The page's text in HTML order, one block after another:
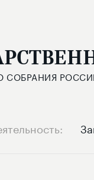
СОБРАНИЯ